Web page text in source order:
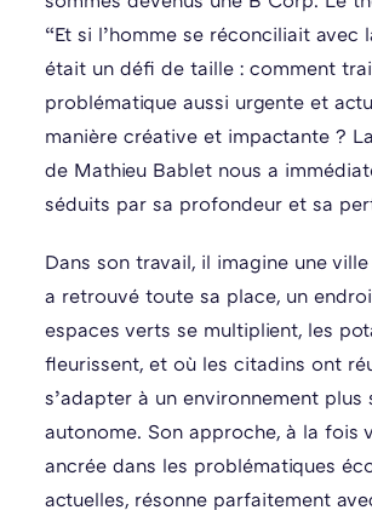
“Et si l’homme se réconciliait avec
était un défi de taille : comment
problématique aussi urgente et
manière créative et impactante ?
de Mathieu Bablet nous a
séduits par sa profondeur et sa
Dans son travail, il imagine une
a retrouvé toute sa place, un
espaces verts se multiplient, les
fleurissent, et où les citadins ont
s’adapter à un environnement plus
autonome. Son approche, à la fois
ancrée dans les problématiques
actuelles, résonne parfaitement